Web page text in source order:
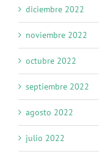
diciembre 2022
noviembre 2022
octubre 2022
septiembre 2022
agosto 2022
julio 2022